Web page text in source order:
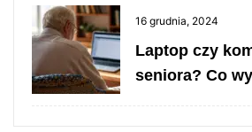
16 grudnia, 2024
Laptop czy
seniora? Co